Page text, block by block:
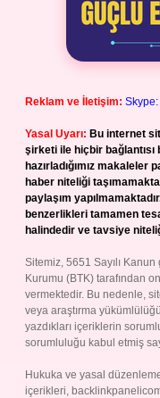
Reklam ve İletişim:
Yasal Uyarı: Bu internet
şirketi ile hiçbir bağlantısı
hazırladığımız
haber niteliği
paylaşım
benzerlikleri tamamen
halindedir ve tavsiye
Sitemiz, 5651 Sayılı
Kurumu (BTK) tarafından
vermektedir. Bu nedenle,
veya araştırma
yazdıkları içeriklerin
sorumluluğu kabul etmiş
Hukuka ve yasal
içerikleri,